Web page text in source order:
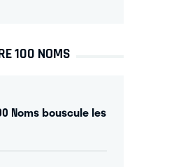
100 NOMS
Noms bouscule les